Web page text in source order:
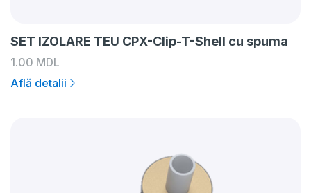
SET IZOLARE TEU CPX-Clip-T-Shell cu spuma
1.00 MDL
Află detalii